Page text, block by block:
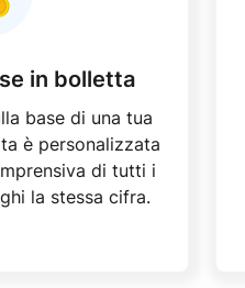
in bolletta
base di una tua
è personalizzata
di tutti i
la stessa cifra.